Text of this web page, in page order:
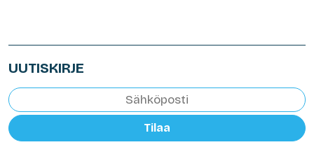
UUTISKIRJE
Tilaa